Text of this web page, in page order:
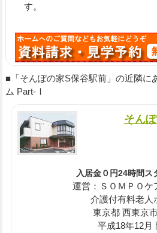
す。
■「そんぽの家S保谷駅前」の近隣に
ム Part-Ⅰ
そん
入居金０円24時間ス
運営：ＳＯＭＰＯケ
介護付有料老人
東京都 西東京
平成18年12月